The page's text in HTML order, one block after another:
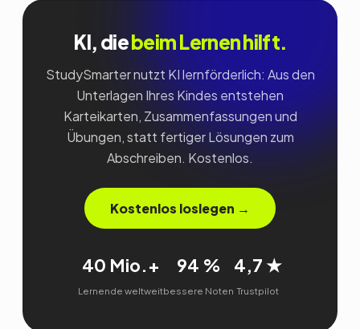
KI, diebeim Lernen hilft.
StudySmarter nutzt KI lernförderlich: Aus den
Unterlagen Ihres Kindes entstehen
Karteikarten, Zusammenfassungen und
Übungen, statt fertiger Lösungen zum
Abschreiben. Kostenlos.
Kostenlos loslegen →
40 Mio.+
Lernende weltweit
94 %
bessere Noten
4,7 ★
Trustpilot